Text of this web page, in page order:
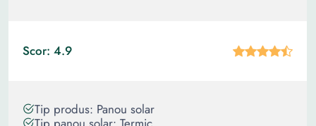
Scor: 4.9
Tip produs: Panou solar